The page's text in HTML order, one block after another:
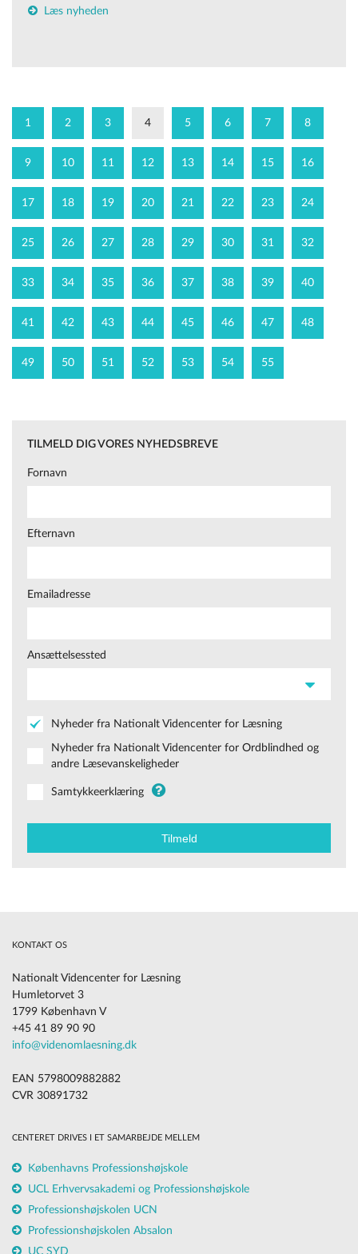
Læs nyheden
1 2 3 4 5 6 7 8
9 10 11 12 13 14 15 16
17 18 19 20 21 22 23 24
25 26 27 28 29 30 31 32
33 34 35 36 37 38 39 40
41 42 43 44 45 46 47 48
49 50 51 52 53 54 55
TILMELD DIG VORES NYHEDSBREVE
Fornavn
Efternavn
Emailadresse
Ansættelsessted
Nyheder fra Nationalt Videncenter for Læsning
Nyheder fra Nationalt Videncenter for Ordblindhed og
andre Læsevanskeligheder
Samtykkeerklæring
KONTAKT OS
Nationalt Videncenter for Læsning
Humletorvet 3
1799 København V
+45 41 89 90 90
info@videnomlaesning.dk
EAN 5798009882882
CVR 30891732
CENTERET DRIVES I ET SAMARBEJDE MELLEM
Københavns Professionshøjskole
UCL Erhvervsakademi og Professionshøjskole
Professionshøjskolen UCN
Professionshøjskolen Absalon